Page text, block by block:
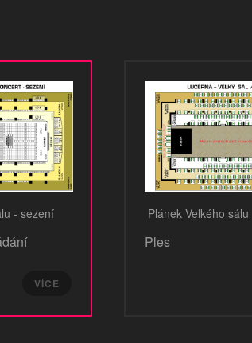
- sezení
VÍCE
Plánek Velkého sálu
Ples